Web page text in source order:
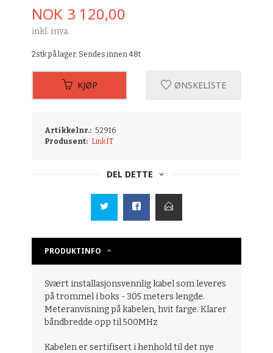
Pris
NOK 3 120,00
inkl. mva.
2stk på lager. Sendes innen 48t
KJØP ØNSKELISTE
Artikkelnr.: 52916
Produsent: LinkIT
DEL DETTE
PRODUKTINFO
Svært installasjonsvennlig kabel som leveres
på trommel i boks - 305 meters lengde.
Meteranvisning på kabelen, hvit farge. Klarer
båndbredde opp til 500MHz
Kabelen er sertifisert i henhold til det nye